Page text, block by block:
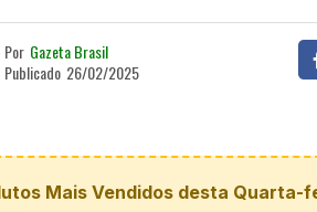
Por Gazeta Brasil
Publicado 26/02/2025
Mais Vendidos desta Quarta-